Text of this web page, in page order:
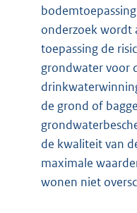
onderzoek wordt
toepassing de
grondwater voor
de grond of
de kwaliteit van
maximale
wonen niet